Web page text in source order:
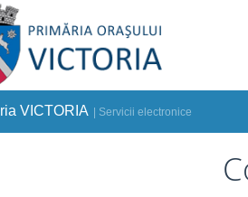
VICTORIA | Servicii electronice